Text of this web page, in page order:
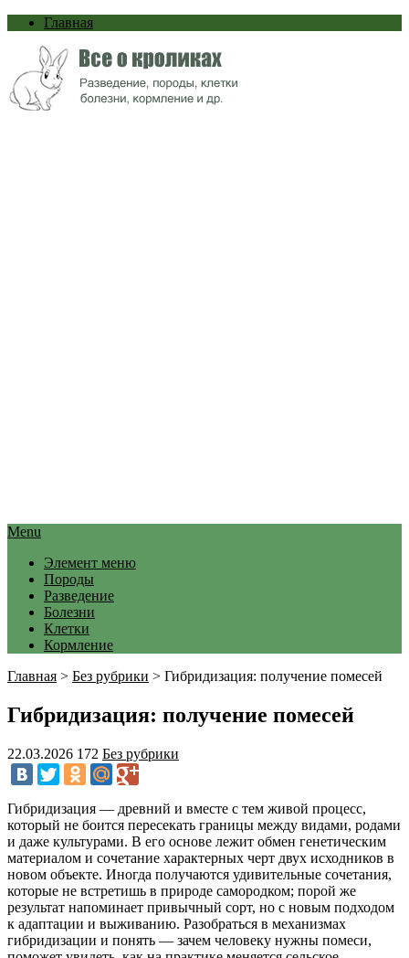
Главная
Menu
Элемент меню
Породы
Разведение
Болезни
Клетки
Кормление
Главная > Без рубрики > Гибридизация: получение помесей
Гибридизация: получение помесей
22.03.2026 172 Без рубрики
Гибридизация — древний и вместе с тем живой процесс,
который не боится пересекать границы между видами, родами
и даже культурами. В его основе лежит обмен генетическим
материалом и сочетание характерных черт двух исходников в
новом объекте. Иногда получаются удивительные сочетания,
которые не встретишь в природе самородком; порой же
результат напоминает привычный сорт, но с новым подходом
к адаптации и выживанию. Разобраться в механизмах
гибридизации и понять — зачем человеку нужны помеси,